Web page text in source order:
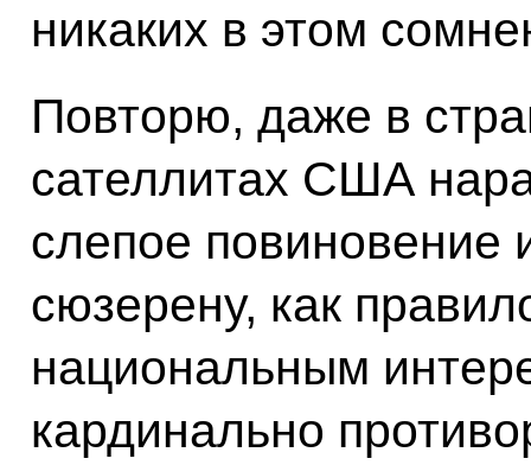
никаких в этом
Повторю, даже в
сателлитах США
слепое повиновение
сюзерену, как
национальным
кардинально